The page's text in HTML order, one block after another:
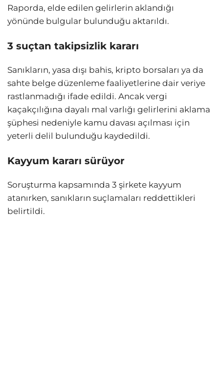
Raporda, elde edilen gelirlerin aklandığı
yönünde bulgular bulunduğu aktarıldı.
3 suçtan takipsizlik kararı
Sanıkların, yasa dışı bahis, kripto borsaları ya da
sahte belge düzenleme faaliyetlerine dair veriye
rastlanmadığı ifade edildi. Ancak vergi
kaçakçılığına dayalı mal varlığı gelirlerini aklama
şüphesi nedeniyle kamu davası açılması için
yeterli delil bulunduğu kaydedildi.
Kayyum kararı sürüyor
Soruşturma kapsamında 3 şirkete kayyum
atanırken, sanıkların suçlamaları reddettikleri
belirtildi.